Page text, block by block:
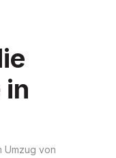
in
Umzug von